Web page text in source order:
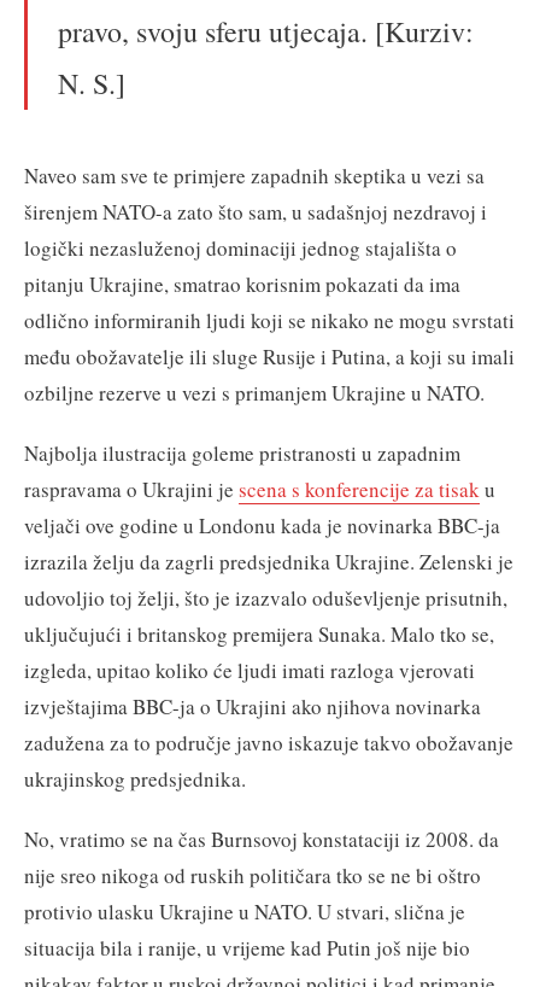
pravo, svoju sferu utjecaja. [Kurziv:
N. S.]
Naveo sam sve te primjere zapadnih skeptika u vezi sa
širenjem NATO-a zato što sam, u sadašnjoj nezdravoj i
logički nezasluženoj dominaciji jednog stajališta o
pitanju Ukrajine, smatrao korisnim pokazati da ima
odlično informiranih ljudi koji se nikako ne mogu svrstati
među obožavatelje ili sluge Rusije i Putina, a koji su imali
ozbiljne rezerve u vezi s primanjem Ukrajine u NATO.
Najbolja ilustracija goleme pristranosti u zapadnim
raspravama o Ukrajini je scena s konferencije za tisaku
veljači ove godine u Londonu kada je novinarka BBC-ja
izrazila želju da zagrli predsjednika Ukrajine. Zelenski je
udovoljio toj želji, što je izazvalo oduševljenje prisutnih,
uključujući i britanskog premijera Sunaka. Malo tko se,
izgleda, upitao koliko će ljudi imati razloga vjerovati
izvještajima BBC-ja o Ukrajini ako njihova novinarka
zadužena za to područje javno iskazuje takvo obožavanje
ukrajinskog predsjednika.
No, vratimo se na čas Burnsovoj konstataciji iz 2008. da
nije sreo nikoga od ruskih političara tko se ne bi oštro
protivio ulasku Ukrajine u NATO. U stvari, slična je
situacija bila i ranije, u vrijeme kad Putin još nije bio